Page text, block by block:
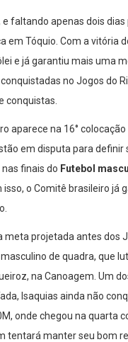
faltando apenas dois
Tóquio. Com a vitória
e já garantiu mais uma
no Jogos do
conquistas.
aparece na 16°
em disputa para definir
finais do Futebol
isso, o Comitê brasileiro já
projetada antes dos
de quadra, que
na Canoagem. Um
Isaquias ainda não
onde chegou na quarta
tentará manter seu bom